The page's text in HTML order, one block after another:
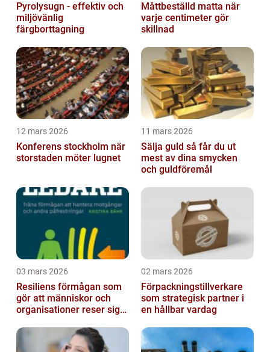
Pyrolysugn - effektiv och
miljövänlig
färgborttagning
Måttbeställd matta när
varje centimeter gör
skillnad
12 mars 2026
Konferens stockholm när
storstaden möter lugnet
11 mars 2026
Sälja guld så får du ut
mest av dina smycken
och guldföremål
03 mars 2026
Resiliens förmågan som
gör att människor och
organisationer reser sig
02 mars 2026
Förpackningstillverkare
som strategisk partner i
en hållbar vardag